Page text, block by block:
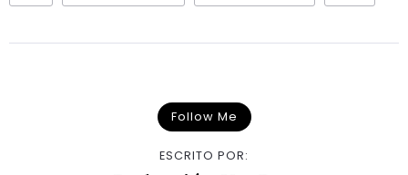
Follow Me
ESCRITO POR: